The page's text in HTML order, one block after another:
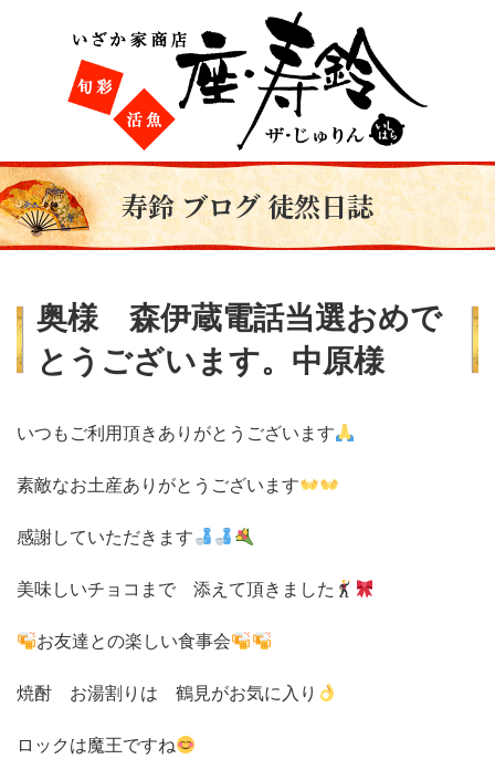
寿鈴 ブログ 徒然日誌
奥様 森伊蔵電話当選おめで
とうございます。中原様
いつもご利用頂きありがとうございます
素敵なお土産ありがとうございます
感謝していただきます
美味しいチョコまで 添えて頂きました
お友達との楽しい食事会
焼酎 お湯割りは 鶴見がお気に入り
ロックは魔王ですね